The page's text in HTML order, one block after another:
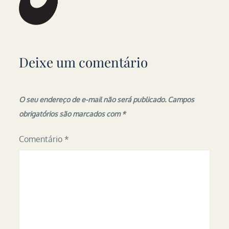
Deixe um comentário
O seu endereço de e-mail não será publicado. Campos
obrigatórios são marcados com*
Comentário *